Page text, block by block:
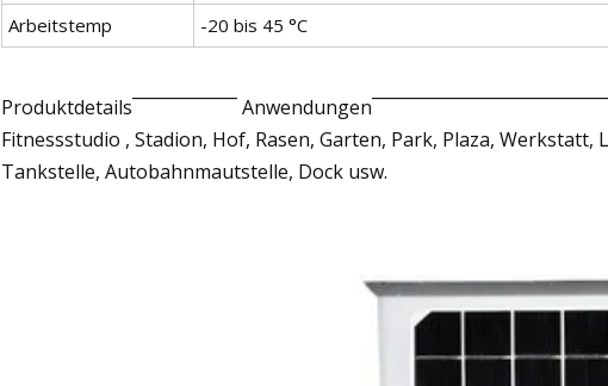
Arbeitstemp
-20 bis 45 °C
Produktdetails¯¯¯¯¯¯¯¯¯¯¯
Fitnessstudio , Stadion, Hof, Rasen, Garten, Park, Plaza,
Tankstelle, Autobahnmautstelle, Dock usw.